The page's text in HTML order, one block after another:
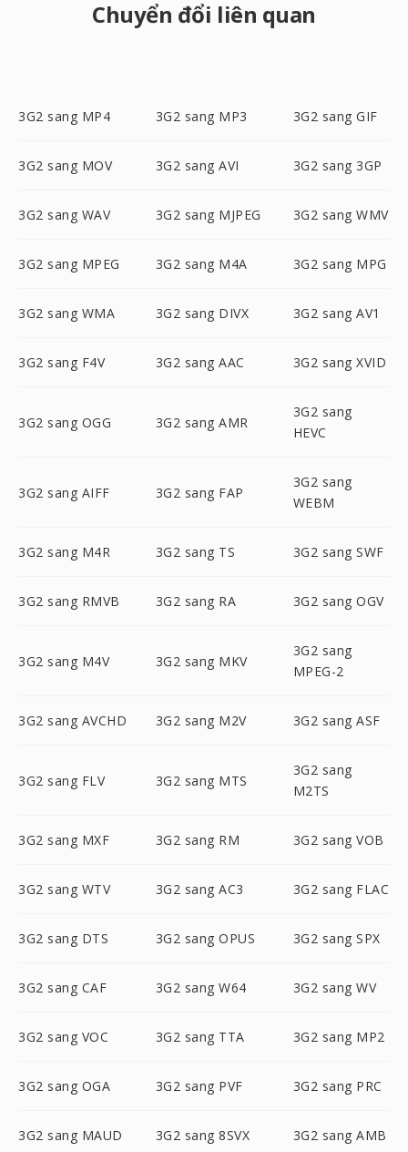
Chuyển đổi liên quan
3G2 sang MP4 3G2 sang MP3 3G2 sang GIF
3G2 sang MOV 3G2 sang AVI 3G2 sang 3GP
3G2 sang WAV 3G2 sang MJPEG 3G2 sang WMV
3G2 sang MPEG 3G2 sang M4A 3G2 sang MPG
3G2 sang WMA 3G2 sang DIVX 3G2 sang AV1
3G2 sang F4V 3G2 sang AAC 3G2 sang XVID
3G2 sang OGG 3G2 sang AMR
3G2 sang
HEVC
3G2 sang AIFF 3G2 sang FAP
3G2 sang
WEBM
3G2 sang M4R 3G2 sang TS 3G2 sang SWF
3G2 sang RMVB 3G2 sang RA 3G2 sang OGV
3G2 sang M4V 3G2 sang MKV
3G2 sang
MPEG-2
3G2 sang AVCHD 3G2 sang M2V 3G2 sang ASF
3G2 sang FLV 3G2 sang MTS
3G2 sang
M2TS
3G2 sang MXF 3G2 sang RM 3G2 sang VOB
3G2 sang WTV 3G2 sang AC3 3G2 sang FLAC
3G2 sang DTS 3G2 sang OPUS 3G2 sang SPX
3G2 sang CAF 3G2 sang W64 3G2 sang WV
3G2 sang VOC 3G2 sang TTA 3G2 sang MP2
3G2 sang OGA 3G2 sang PVF 3G2 sang PRC
3G2 sang MAUD 3G2 sang 8SVX 3G2 sang AMB